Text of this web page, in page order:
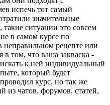
испечь тот самый
значительные
такие ситуации это совсем
в самом курсе по
рецепте или
в том, что ваша закваска -
к ней индивидуальный
который будет
курс, но так же
из чатов, форумов, статей,